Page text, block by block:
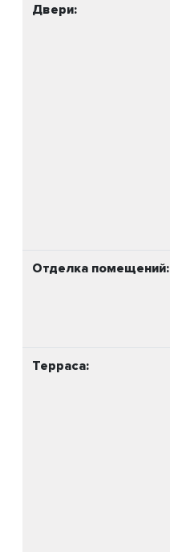
Двери:
Отделка помещений:
Терраса: